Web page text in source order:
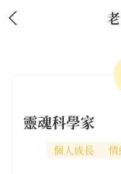
靈魂科學家
個人成長